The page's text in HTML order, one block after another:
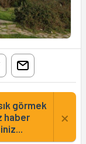
görmek
haber
×